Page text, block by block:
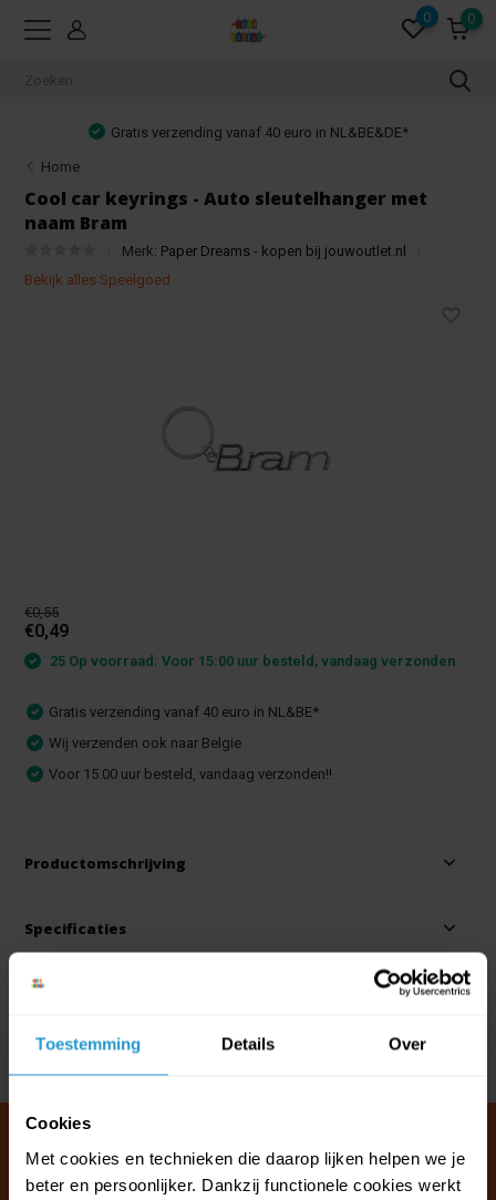
Toestemming Details Over
Cookies
Met cookies en technieken die daarop lijken helpen we je
beter en persoonlijker. Dankzij functionele cookies werkt
0 0
Gratis verzending vanaf 40 euro in NL&BE&DE*
Home
Cool car keyrings - Auto sleutelhanger met
naam Bram
Merk: Paper Dreams - kopen bij jouwoutlet.nl
Bekijk alles Speelgoed
€0,55
€0,49
25 Op voorraad: Voor 15:00 uur besteld, vandaag verzonden
Gratis verzending vanaf 40 euro in NL&BE*
Wij verzenden ook naar Belgie
Voor 15.00 uur besteld, vandaag verzonden!!
Productomschrijving
Specificaties
Reviews